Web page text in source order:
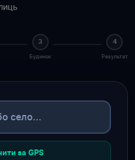
3
Будинок
4
Результат
за GPS